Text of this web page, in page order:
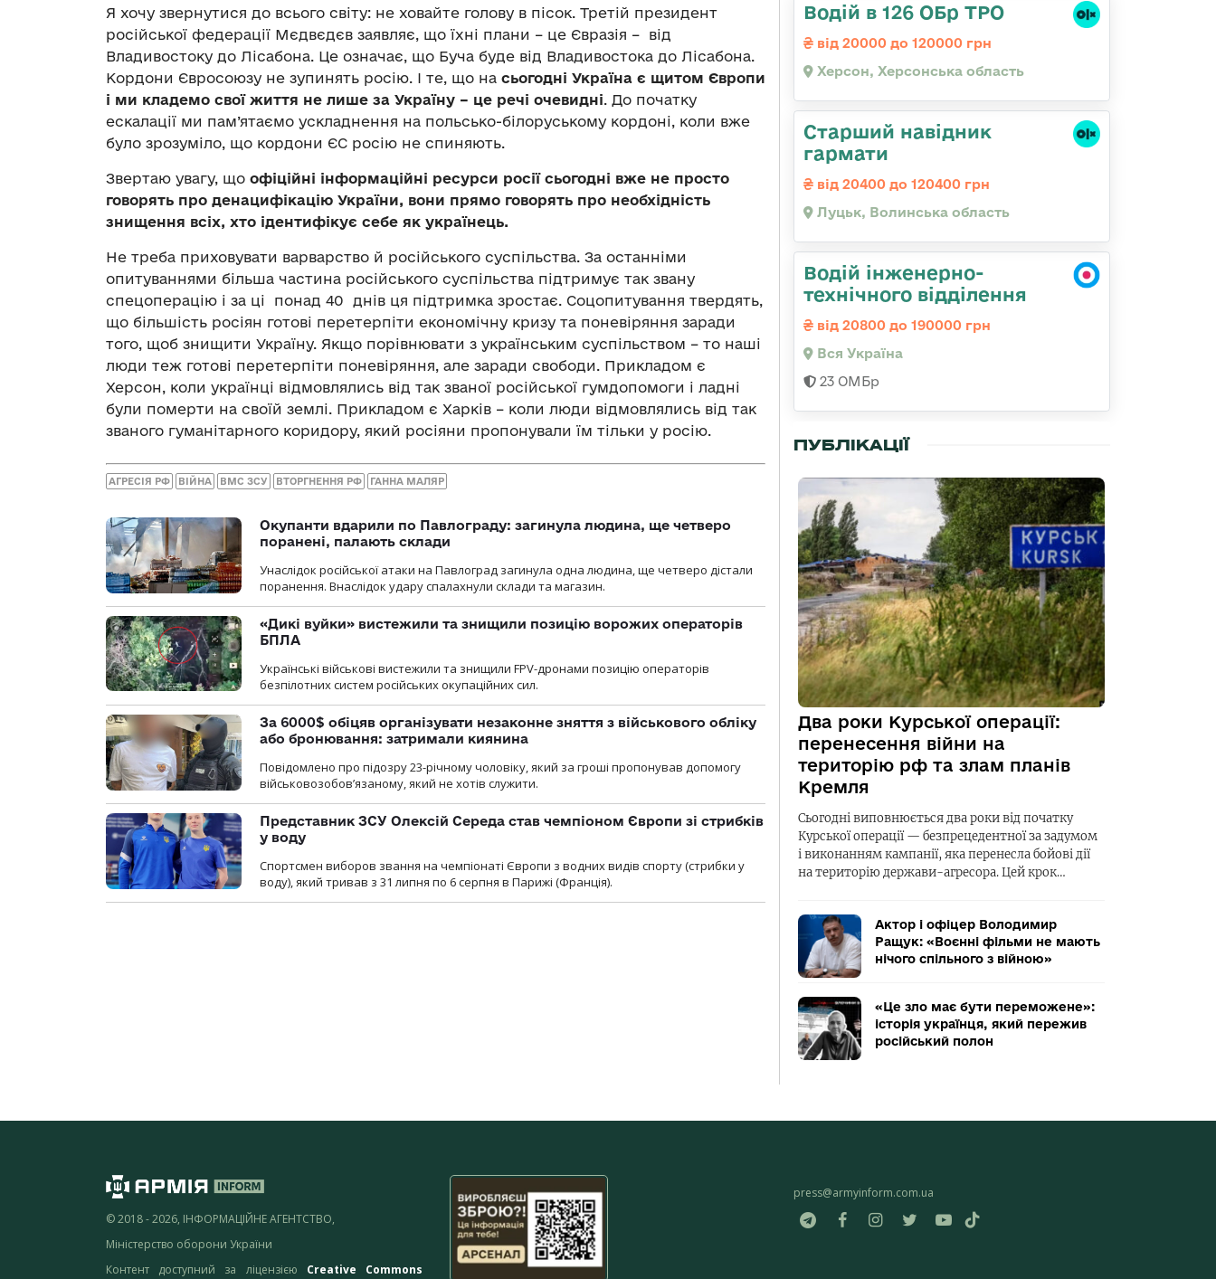
Я хочу звернутися до всього світу: не ховайте голову в пісок. Третій президент
російської федерації Мєдвєдєв заявляє, що їхні плани – це Євразія – від
Владивостоку до Лісабона. Це означає, що Буча буде від Владивостока до Лісабона.
Кордони Євросоюзу не зупинять росію. І те, що на сьогодні Україна є щитом Європи
і ми кладемо свої життя не лише за Україну – це речі очевидні. До початку
ескалації ми пам’ятаємо ускладнення на польсько-білоруському кордоні, коли вже
було зрозуміло, що кордони ЄС росію не спиняють.
Звертаю увагу, що офіційні інформаційні ресурси росії сьогодні вже не просто
говорять про денацифікацію України, вони прямо говорять про необхідність
знищення всіх, хто ідентифікує себе як українець.
Не треба приховувати варварство й російського суспільства. За останніми
опитуваннями більша частина російського суспільства підтримує так звану
спецоперацію і за ці понад 40 днів ця підтримка зростає. Соцопитування твердять,
що більшість росіян готові перетерпіти економічну кризу та поневіряння заради
того, щоб знищити Україну. Якщо порівнювати з українським суспільством – то наші
люди теж готові перетерпіти поневіряння, але заради свободи. Прикладом є
Херсон, коли українці відмовлялись від так званої російської гумдопомоги і ладні
були померти на своїй землі. Прикладом є Харків – коли люди відмовлялись від так
званого гуманітарного коридору, який росіяни пропонували їм тільки у росію.
АГРЕСІЯ РФ ВІЙНА ВМС ЗСУ ВТОРГНЕННЯ РФ ГАННА МАЛЯР
Окупанти вдарили по Павлограду: загинула людина, ще четверо
поранені, палають склади
Унаслідок російської атаки на Павлоград загинула одна людина, ще четверо дістали
поранення. Внаслідок удару спалахнули склади та магазин.
«Дикі вуйки» вистежили та знищили позицію ворожих операторів
БПЛА
Українські військові вистежили та знищили FPV-дронами позицію операторів
безпілотних систем російських окупаційних сил.
За 6000$ обіцяв організувати незаконне зняття з військового обліку
або бронювання: затримали киянина
Повідомлено про підозру 23-річному чоловіку, який за гроші пропонував допомогу
військовозобов’язаному, який не хотів служити.
Представник ЗСУ Олексій Середа став чемпіоном Європи зі стрибків
у воду
Спортсмен виборов звання на чемпіонаті Європи з водних видів спорту (стрибки у
воду), який тривав з 31 липня по 6 серпня в Парижі (Франція).
Водій в 126 ОБр ТРО
від 20000 до 120000 грн
Херсон, Херсонська область
Старший навідник
гармати
від 20400 до 120400 грн
Луцьк, Волинська область
Водій інженерно-
технічного відділення
від 20800 до 190000 грн
Вся Україна
23 ОМБр
ПУБЛІКАЦІЇ
Два роки Курської операції:
перенесення війни на
територію рф та злам планів
Кремля
Сьогодні виповнюється два роки від початку
Курської операції — безпрецедентної за задумом
і виконанням кампанії, яка перенесла бойові дії
на територію держави-агресора. Цей крок…
Актор і офіцер Володимир
Ращук: «Воєнні фільми не мають
нічого спільного з війною»
«Це зло має бути переможене»:
історія українця, який пережив
російський полон
© 2018 - 2026, ІНФОРМАЦІЙНЕ АГЕНТСТВО,
Міністерство оборони України
Контент доступний за ліцензією Creative Commons
press@armyinform.com.ua